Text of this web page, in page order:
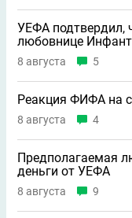
УЕФА подтвердил,
любовнице
8 августа 5
Реакция ФИФА на
8 августа 4
Предполагаемая
деньги от УЕФА
8 августа 9